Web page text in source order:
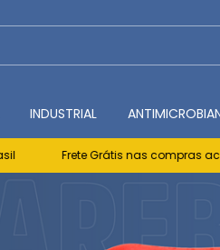
INDUSTRIAL
Frete Grátis nas compras acima